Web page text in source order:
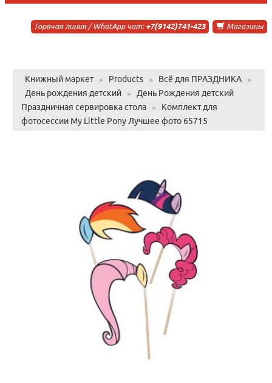
Магазины
Горячая линия / WhatApp чат: +7(9142)741-423
Книжный маркет » Products » Всё для ПРАЗДНИКА
»
День рождения детский
»
День Рождения детский
Праздничная сервировка стола
»
Комплект для
фотосессии My Little Pony Лучшее фото 65715